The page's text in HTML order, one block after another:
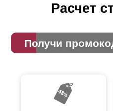
Расчет
Получи